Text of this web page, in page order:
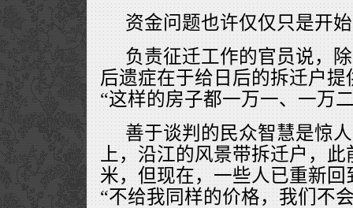
资金问题也许仅仅只是开
负责征迁工作的官员说，
后遗症在于给日后的拆迁户
“这样的房子都一万一、一万
善于谈判的民众智慧是惊
上，沿江的风景带拆迁户，此
米，但现在，一些人已重新
“不给我同样的价格，我们不